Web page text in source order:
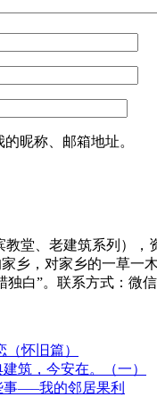
昵称、邮箱地址。
教堂、老建筑系列），
乡，对家乡的一草一
独白”。联系方式：微
怀旧篇）
筑，今安在。（一）
—–我的邻居果利